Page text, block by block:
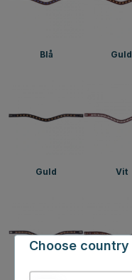
Blå Guld
Guld Vit
Choose country